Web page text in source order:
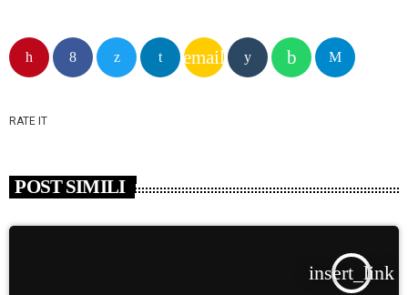
email
RATE IT
POST SIMILI
insert_link